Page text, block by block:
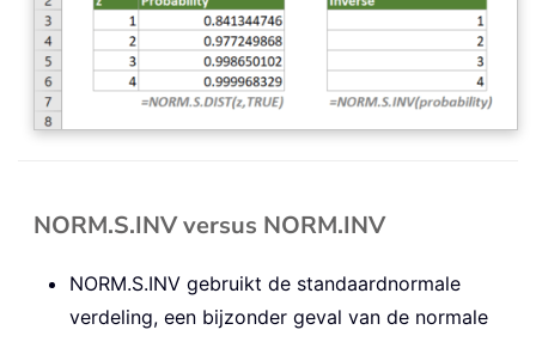
NORM.S.INV versus NORM.INV
NORM.S.INV gebruikt de standaardnormale
verdeling, een bijzonder geval van de normale